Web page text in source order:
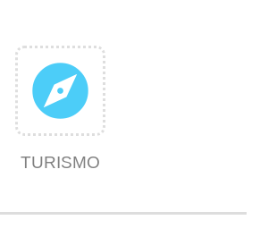
explore
TURISMO